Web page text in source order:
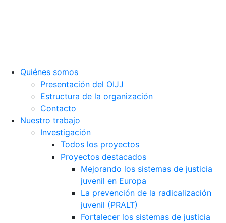
Quiénes somos
Presentación del OIJJ
Estructura de la organización
Contacto
Nuestro trabajo
Investigación
Todos los proyectos
Proyectos destacados
Mejorando los sistemas de justicia
juvenil en Europa
La prevención de la radicalización
juvenil (PRALT)
Fortalecer los sistemas de justicia